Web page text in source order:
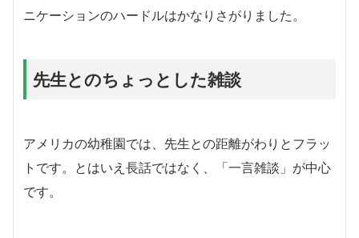
ニケーションのハードルはかなりさがりました。
先生とのちょっとした雑談
アメリカの幼稚園では、先生との距離がわりとフラッ
トです。とはいえ長話ではなく、「一言雑談」が中心
です。